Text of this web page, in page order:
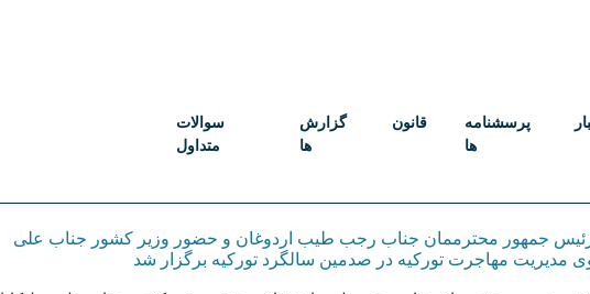
سوالات
متداول
گزارش
ها
قانون
پرسشنامه
ها
جمهور محترممان جناب رجب طیب اردوغان و حضور وزیر کشور جناب علی